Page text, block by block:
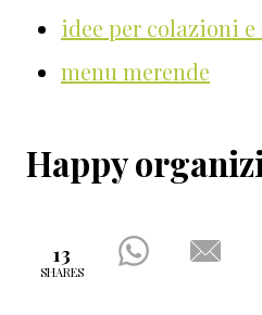
idee per colazioni e
menu merende
Happy
13
SHARES